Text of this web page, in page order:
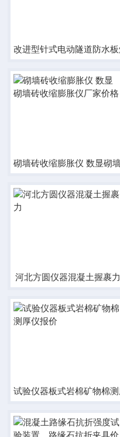
改进型针式电动隧道防水
砌墙砖收缩膨胀仪 数显砌
河北方圆仪器混凝土握裹力
试验仪器板式岩棉矿物棉